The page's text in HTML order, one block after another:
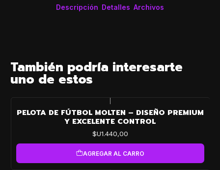
Descripción Detalles Archivos
También podría interesarte
uno de estos
PELOTA DE FÚTBOL MOLTEN – DISEÑO PREMIUM
Y EXCELENTE CONTROL
$U1.440,00
AGREGAR AL CARRO